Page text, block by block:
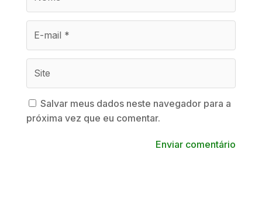
Salvar meus dados neste navegador para a
próxima vez que eu comentar.
Enviar comentário